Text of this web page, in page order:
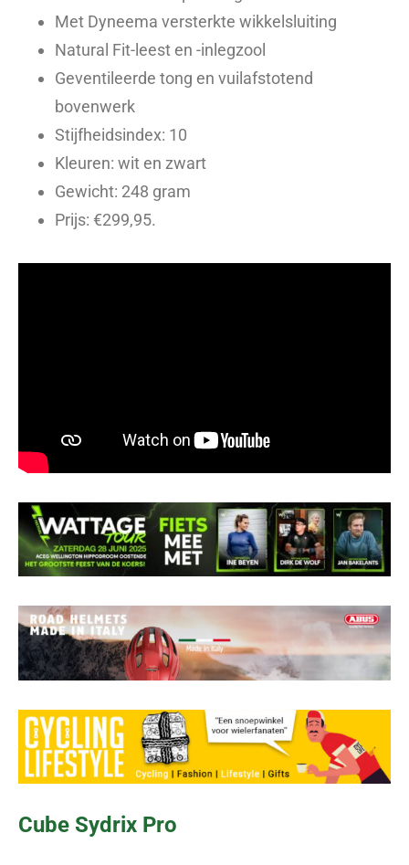
Met Dyneema versterkte wikkelsluiting
Natural Fit-leest en -inlegzool
Geventileerde tong en vuilafstotend
bovenwerk
Stijfheidsindex: 10
Kleuren: wit en zwart
Gewicht: 248 gram
Prijs: €299,95.
Cube Sydrix Pro